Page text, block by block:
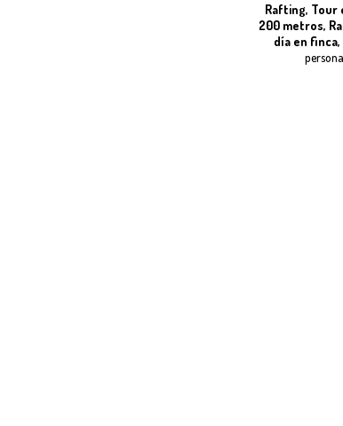
Rafting, Tour
200 metros,
día en